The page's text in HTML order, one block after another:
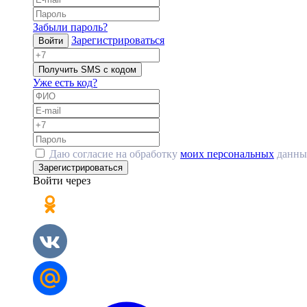
Забыли пароль?
Войти Зарегистрироваться
Получить SMS с кодом
Уже есть код?
Даю согласие на обработку моих персональных
Зарегистрироваться
Войти через